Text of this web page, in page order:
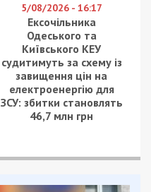
5/08/2026 - 16:17
Ексочільника
Одеського та
Київського КЕУ
судитимуть за схему із
завищення цін на
електроенергію для
ЗСУ: збитки становлять
46,7 млн грн